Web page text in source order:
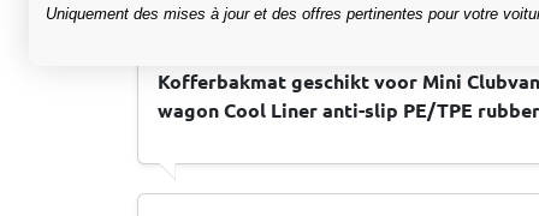
Kofferbakmat geschikt voor Mini
wagon Cool Liner anti-slip PE/TPE rubber
Uniquement des mises à jour et des offres pertinentes pour votre